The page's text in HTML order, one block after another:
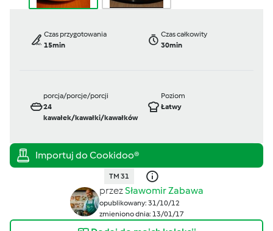
Czas przygotowania
15min
Czas całkowity
30min
porcja/porcje/porcji
24
kawałek/kawałki/kawałków
Poziom
Łatwy
TM 31
przezSławomir Zabawa
opublikowany: 31/10/12
zmieniono dnia: 13/01/17